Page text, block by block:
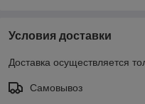
Условия доставки
Доставка осуществляется
Самовывоз